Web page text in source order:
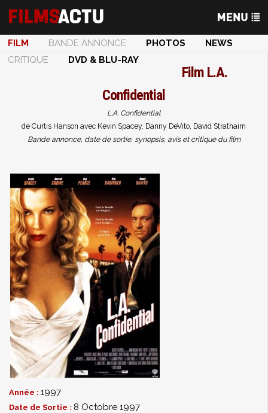
FILM BANDE ANNONCE PHOTOS
NEWS
CRITIQUE
DVD & BLU-RAY
Film L.A.
Confidential
L.A. Confidential
de Curtis Hanson avec Kevin Spacey, Danny DeVito, David Strathairn
Bande annonce, date de sortie, synopsis, avis et critique du film
Année : 1997
Date de Sortie : 8 Octobre 1997